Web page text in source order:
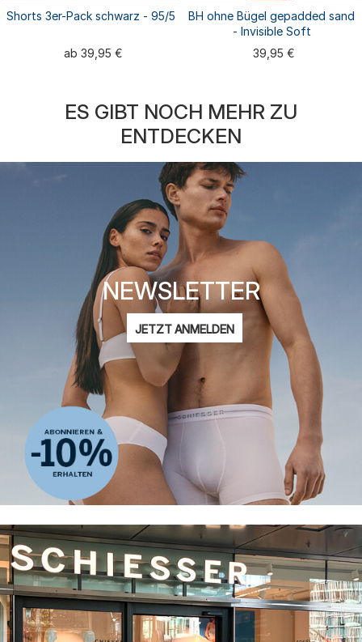
Shorts 3er-Pack schwarz - 95/5
ab 39,95 €
BH ohne Bügel gepadded sand
- Invisible Soft
39,95 €
ES GIBT NOCH MEHR ZU
ENTDECKEN
NEWSLETTER
E-
Mail-
JETZT ANMELDEN
Ich bin interessiert an:
Damenmode
Herrenmode
Kindermode
ADIDAS
Datenschutzerklärung